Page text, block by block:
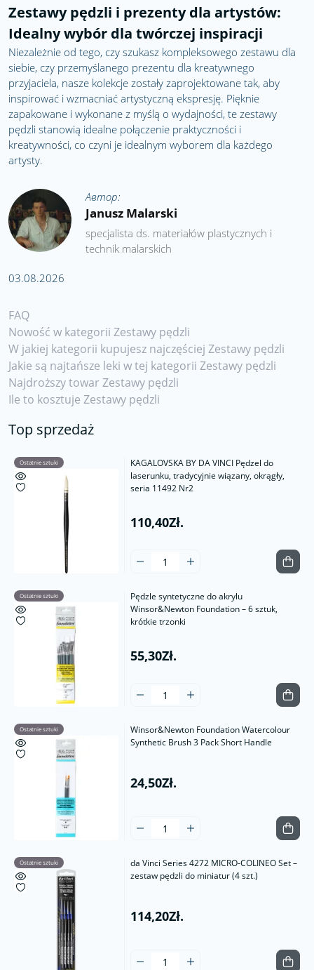
Zestawy pędzli i prezenty dla artystów:
Idealny wybór dla twórczej inspiracji
Niezależnie od tego, czy szukasz kompleksowego zestawu dla
siebie, czy przemyślanego prezentu dla kreatywnego
przyjaciela, nasze kolekcje zostały zaprojektowane tak, aby
inspirować i wzmacniać artystyczną ekspresję. Pięknie
zapakowane i wykonane z myślą o wydajności, te zestawy
pędzli stanowią idealne połączenie praktyczności i
kreatywności, co czyni je idealnym wyborem dla każdego
artysty.
Автор:
Janusz Malarski
specjalista ds. materiałów plastycznych i
technik malarskich
03.08.2026
FAQ
Nowość w kategorii Zestawy pędzli
W jakiej kategorii kupujesz najczęściej Zestawy pędzli
Jakie są najtańsze leki w tej kategorii Zestawy pędzli
Najdroższy towar Zestawy pędzli
Ile to kosztuje Zestawy pędzli
Top sprzedaż
Ostatnie sztuki
KAGALOVSKA BY DA VINCI Pędzel do
laserunku, tradycyjnie wiązany, okrągły,
seria 11492 Nr2
110,40Zł.
Ostatnie sztuki
Pędzle syntetyczne do akrylu
Winsor&Newton Foundation – 6 sztuk,
krótkie trzonki
55,30Zł.
Ostatnie sztuki
Winsor&Newton Foundation Watercolour
Synthetic Brush 3 Pack Short Handle
24,50Zł.
Ostatnie sztuki
da Vinci Series 4272 MICRO-COLINEO Set –
zestaw pędzli do miniatur (4 szt.)
114,20Zł.